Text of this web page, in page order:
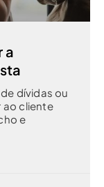
a
dívidas ou
ao cliente
e